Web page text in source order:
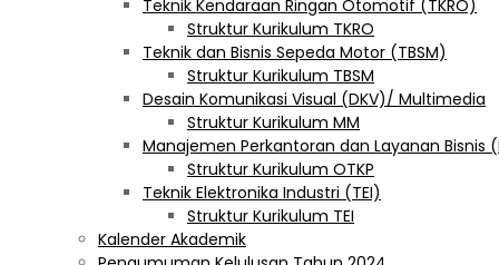
Teknik Kendaraan Ringan Otomotif (TKRO)
Struktur Kurikulum TKRO
Teknik dan Bisnis Sepeda Motor (TBSM)
Struktur Kurikulum TBSM
Desain Komunikasi Visual (DKV)/ Multimedia
Struktur Kurikulum MM
Manajemen Perkantoran dan Layanan Bisnis
Struktur Kurikulum OTKP
Teknik Elektronika Industri (TEI)
Struktur Kurikulum TEI
Kalender Akademik